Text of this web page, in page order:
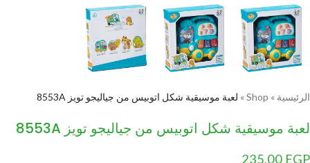
الرئيسية »
Shop
» لعبة موسيقية شكل اتوبيس من جياليجو تويز 8553A
لعبة موسيقية شكل اتوبيس من جياليجو تويز 8553A
235,00 EGP